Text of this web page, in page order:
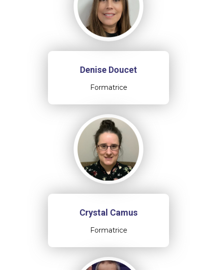
Denise Doucet
Formatrice
Crystal Camus
Formatrice